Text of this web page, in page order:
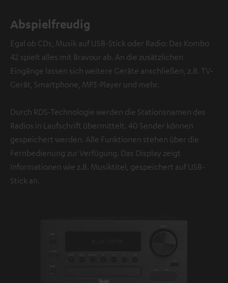
Abspielfreudig
Egal ob CDs, Musik auf USB-Stick oder Radio: Das Kombo
42 spielt alles mit Bravour ab. An die zusätzlichen
Eingänge lassen sich weitere Geräte anschließen, z.B. TV-
Gerät, Smartphone, MP3-Player und mehr.
Durch RDS-Technologie werden die Stationsnamen des
Radios in Laufschrift übermittelt. 40 Sender können
gespeichert werden. Alle Funktionen stehen über die
Fernbedienung zur Verfügung. Das Display zeigt
Informationen wie z.B. Musiktitel, gespeichert auf USB-
Stick an.